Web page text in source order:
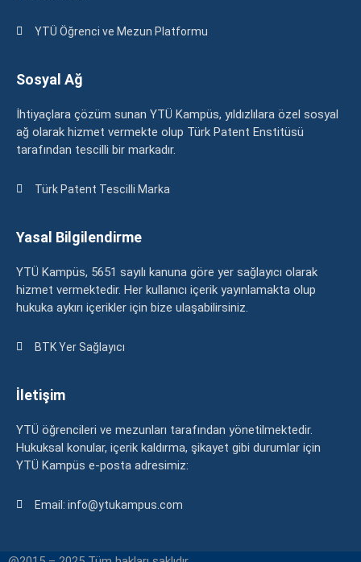
YTÜ Öğrenci ve Mezun Platformu
Sosyal Ağ
İhtiyaçlara çözüm sunan YTÜ Kampüs, yıldızlılara özel sosyal
ağ olarak hizmet vermekte olup Türk Patent Enstitüsü
tarafından tescilli bir markadır.
Türk Patent Tescilli Marka
Yasal Bilgilendirme
YTÜ Kampüs, 5651 sayılı kanuna göre yer sağlayıcı olarak
hizmet vermektedir. Her kullanıcı içerik yayınlamakta olup
hukuka aykırı içerikler için bize ulaşabilirsiniz.
BTK Yer Sağlayıcı
İletişim
YTÜ öğrencileri ve mezunları tarafından yönetilmektedir.
Hukuksal konular, içerik kaldırma, şikayet gibi durumlar için
YTÜ Kampüs e-posta adresimiz:
Email: info@ytukampus.com